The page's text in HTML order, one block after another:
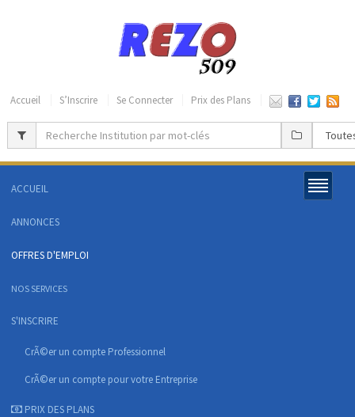
Accueil S’Inscrire Se Connecter Prix des Plans
ACCUEIL
ANNONCES
OFFRES D'EMPLOI
NOS SERVICES
S'INSCRIRE
CrÃ©er un compte Professionnel
CrÃ©er un compte pour votre Entreprise
PRIX DES PLANS